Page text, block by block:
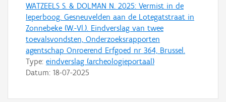
WATZEELS S. & DOLMAN N. 2025: Vermist in de
Ieperboog. Gesneuvelden aan de Lotegatstraat in
Zonnebeke (W.-Vl.). Eindverslag van twee
toevalsvondsten, Onderzoeksrapporten
agentschap Onroerend Erfgoed nr 364, Brussel.
Type: eindverslag (archeologieportaal)
Datum: 18-07-2025